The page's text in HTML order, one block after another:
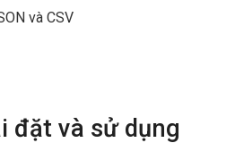
và CSV
đặt và sử dụng